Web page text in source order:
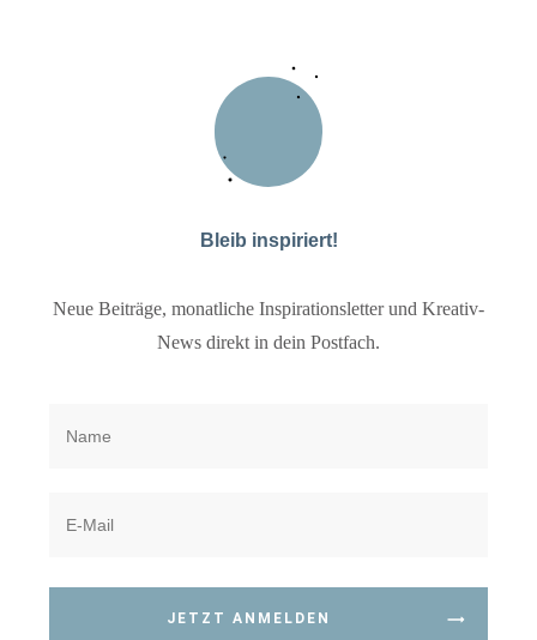
Bleib inspiriert!
Neue Beiträge, monatliche Inspirationsletter und Kreativ-
News direkt in dein Postfach.
JETZT ANMELDEN